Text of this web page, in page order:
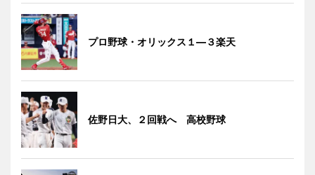
プロ野球・オリックス１―３楽天
佐野日大、２回戦へ 高校野球